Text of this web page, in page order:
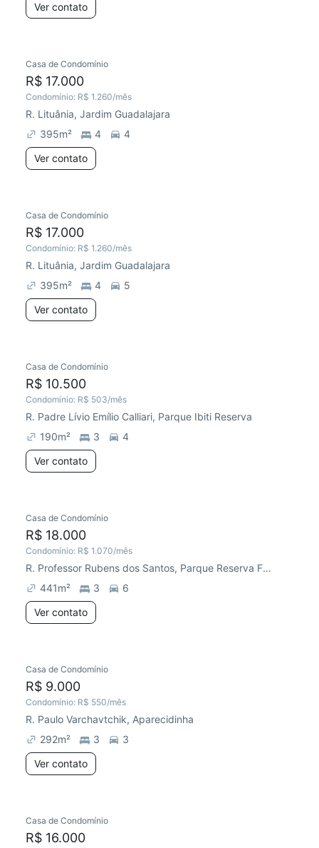
Ver contato
Casa de Condomínio
R$ 17.000
Condomínio: R$ 1.260/mês
R. Lituânia, Jardim Guadalajara
395m² 4
4
Ver contato
Casa de Condomínio
R$ 17.000
Condomínio: R$ 1.260/mês
R. Lituânia, Jardim Guadalajara
395m² 4
5
Ver contato
Casa de Condomínio
R$ 10.500
Condomínio: R$ 503/mês
R. Padre Lívio Emílio Calliari, Parque Ibiti Reserva
190m² 3
4
Ver contato
Casa de Condomínio
R$ 18.000
Condomínio: R$ 1.070/mês
R. Professor Rubens dos Santos, Parque Reserva Fazenda Imperial
441m² 3
6
Ver contato
Casa de Condomínio
R$ 9.000
Condomínio: R$ 550/mês
R. Paulo Varchavtchik, Aparecidinha
292m² 3
3
Ver contato
Casa de Condomínio
R$ 16.000